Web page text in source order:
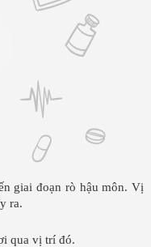
giai đoạn rò hậu môn. Vị
ra.
qua vị trí đó.